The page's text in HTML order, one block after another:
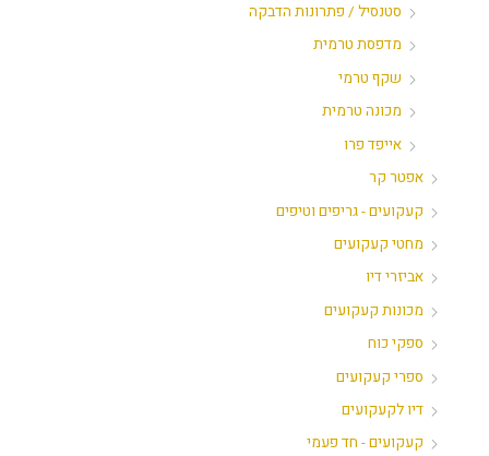
סטנסיל / פתרונות הדבקה
מדפסת טרמית
שקף טרמי
מכונה טרמית
אייפד פרו
אפטר קר
קעקועים - גריפים וטיפים
מחטי קעקועים
אביזרי דיו
מכונות קעקועים
ספקי כוח
ספרי קעקועים
דיו לקעקועים
קעקועים - חד פעמי